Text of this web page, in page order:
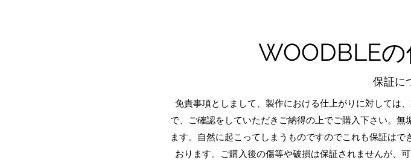
WOODBLE
保証に
免責事項としまして、製作における仕上がりに対しては
で、ご確認をしていただきご納得の上でご購入下さい。
ます。自然に起こってしまうものですのでこれも保証は
おります。ご購入後の傷等や破損は保証されませんが、